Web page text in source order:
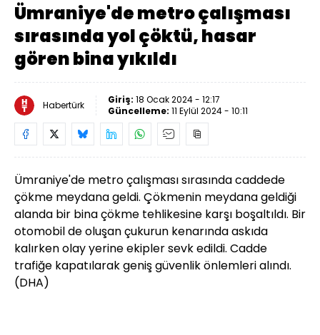
Ümraniye'de metro çalışması
sırasında yol çöktü, hasar
gören bina yıkıldı
Habertürk Giriş: 18 Ocak 2024 - 12:17
Güncelleme: 11 Eylül 2024 - 10:11
Ümraniye'de metro çalışması sırasında caddede
çökme meydana geldi. Çökmenin meydana geldiği
alanda bir bina çökme tehlikesine karşı boşaltıldı. Bir
otomobil de oluşan çukurun kenarında askıda
kalırken olay yerine ekipler sevk edildi. Cadde
trafiğe kapatılarak geniş güvenlik önlemleri alındı.
(DHA)